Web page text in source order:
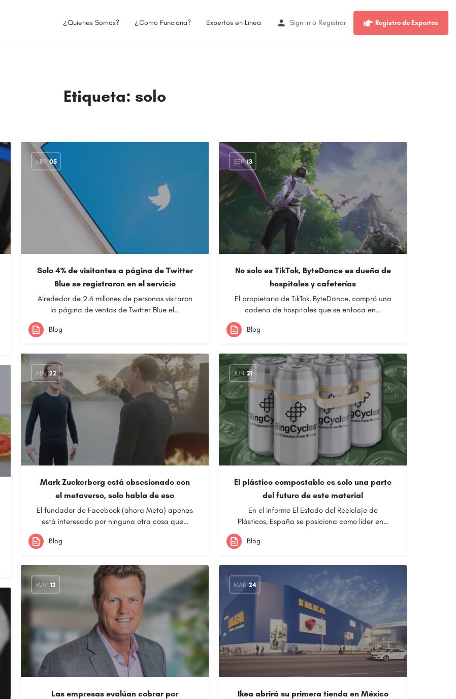
¿Quienes Somos? ¿Como Funciona? Expertos en Línea Sign in o Registrar Registro de Expertos
Etiqueta: solo
ABR 05
Solo 4% de visitantes a página de Twitter
Blue se registraron en el servicio
Alrededor de 2.6 millones de personas visitaron
la página de ventas de Twitter Blue el…
Blog
SEP 13
No solo es TikTok, ByteDance es dueña de
hospitales y cafeterías
El propietario de TikTok, ByteDance, compró una
cadena de hospitales que se enfoca en…
Blog
ABR 22
Mark Zuckerberg está obsesionado con
el metaverso, solo habla de eso
El fundador de Facebook (ahora Meta) apenas
está interesado por ninguna otra cosa que…
Blog
JUN 21
El plástico compostable es solo una parte
del futuro de este material
En el informe El Estado del Reciclaje de
Plásticos, España se posiciona como líder en…
Blog
MAY 12
Las empresas evalúan cobrar por
MAR 24
Ikea abrirá su primera tienda en México